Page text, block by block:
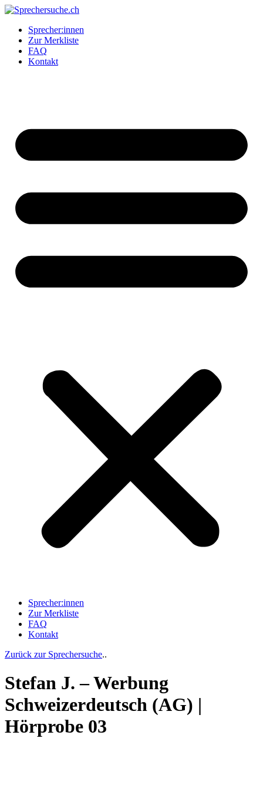
Zum
springenSprecher:innen
Zur Merkliste
FAQ
Kontakt
Sprecher:innen
Zur Merkliste
FAQ
Kontakt
Zurück zur Sprechersuche..
Stefan J. – Werbung
Schweizerdeutsch (AG) |
Hörprobe 03